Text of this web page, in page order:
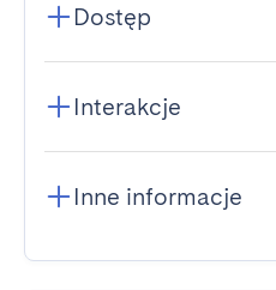
Dostęp
Interakcje
Inne informacje